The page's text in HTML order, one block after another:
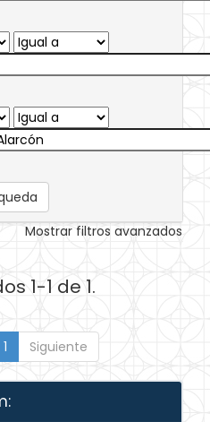
Mostrar filtros avanzados
1-1 de 1.
1 Siguiente